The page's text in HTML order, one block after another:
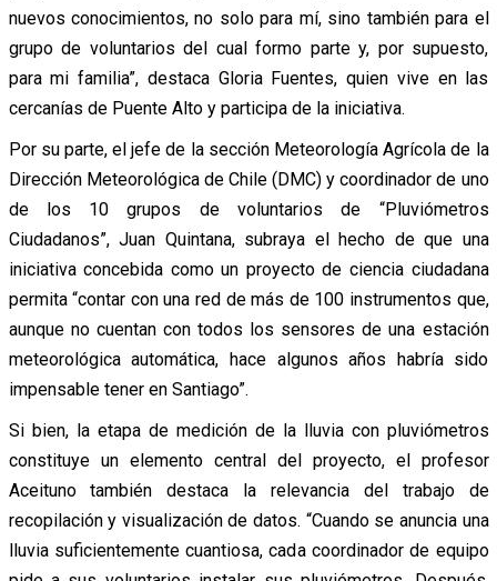
nuevos conocimientos, no solo para mí, sino también para el
grupo de voluntarios del cual formo parte y, por supuesto,
para mi familia”, destaca Gloria Fuentes, quien vive en las
cercanías de Puente Alto y participa de la iniciativa.
Por su parte, el jefe de la sección Meteorología Agrícola de la
Dirección Meteorológica de Chile (DMC) y coordinador de uno
de los 10 grupos de voluntarios de “Pluviómetros
Ciudadanos”, Juan Quintana, subraya el hecho de que una
iniciativa concebida como un proyecto de ciencia ciudadana
permita “contar con una red de más de 100 instrumentos que,
aunque no cuentan con todos los sensores de una estación
meteorológica automática, hace algunos años habría sido
impensable tener en Santiago”.
Si bien, la etapa de medición de la lluvia con pluviómetros
constituye un elemento central del proyecto, el profesor
Aceituno también destaca la relevancia del trabajo de
recopilación y visualización de datos. “Cuando se anuncia una
lluvia suficientemente cuantiosa, cada coordinador de equipo